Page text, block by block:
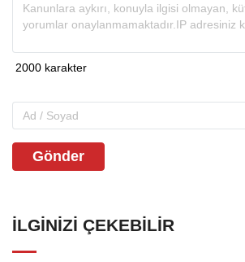
Gönder
İLGINIZI ÇEKEBILIR